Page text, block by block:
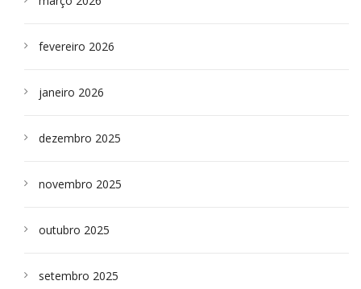
fevereiro 2026
janeiro 2026
dezembro 2025
novembro 2025
outubro 2025
setembro 2025